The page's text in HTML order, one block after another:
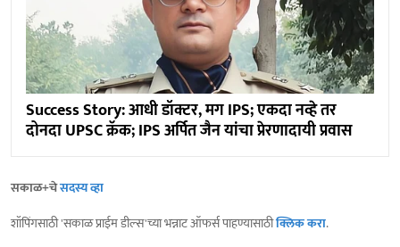
Success Story: आधी डॉक्टर, मग IPS; एकदा नव्हे तर
दोनदा UPSC क्रॅक; IPS अर्पित जैन यांचा प्रेरणादायी प्रवास
सकाळ+चेसदस्य व्हा
शॉपिंगसाठी 'सकाळ प्राईम डील्स'च्या भन्नाट ऑफर्स पाहण्यासाठीक्लिक करा.